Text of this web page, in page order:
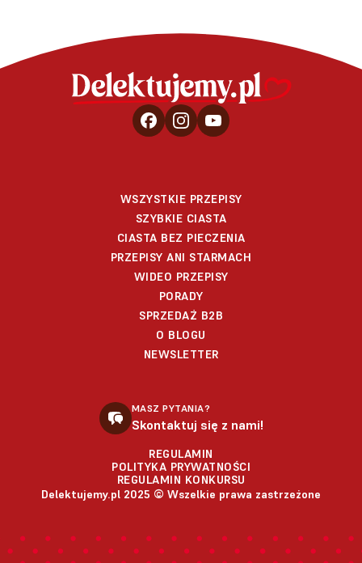
WSZYSTKIE PRZEPISY
SZYBKIE CIASTA
CIASTA BEZ PIECZENIA
PRZEPISY ANI STARMACH
WIDEO PRZEPISY
PORADY
SPRZEDAŻ B2B
O BLOGU
NEWSLETTER
MASZ PYTANIA?
Skontaktuj się z nami!
REGULAMIN
POLITYKA PRYWATNOŚCI
REGULAMIN KONKURSU
Delektujemy.pl 2025 © Wszelkie prawa zastrzeżone